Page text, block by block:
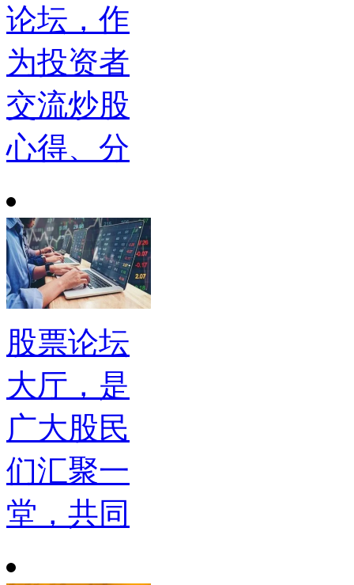
论坛，作
为投资者
交流炒股
心得、分
股票论坛
大厅，是
广大股民
们汇聚一
堂，共同